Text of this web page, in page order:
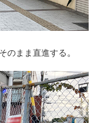
のまま直進する。